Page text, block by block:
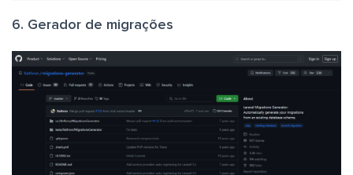
6. Gerador de migrações